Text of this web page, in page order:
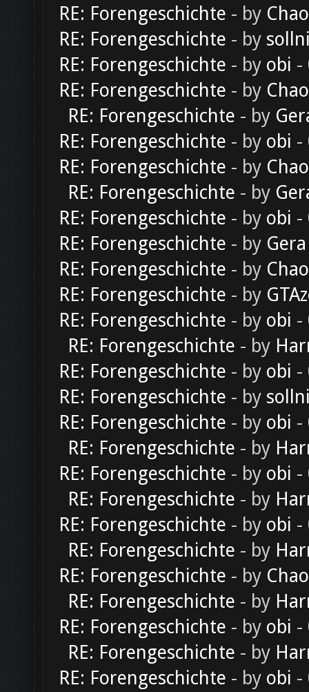
RE: Forengeschichte - by
RE: Forengeschichte - by
RE: Forengeschichte - by obi -
RE: Forengeschichte - by
RE: Forengeschichte - by
RE: Forengeschichte - by obi -
RE: Forengeschichte - by
RE: Forengeschichte - by
RE: Forengeschichte - by obi -
RE: Forengeschichte - by Gera
RE: Forengeschichte - by
RE: Forengeschichte - by
RE: Forengeschichte - by obi -
RE: Forengeschichte - by
RE: Forengeschichte - by obi -
RE: Forengeschichte - by
RE: Forengeschichte - by obi -
RE: Forengeschichte - by
RE: Forengeschichte - by obi -
RE: Forengeschichte - by
RE: Forengeschichte - by obi -
RE: Forengeschichte - by
RE: Forengeschichte - by
RE: Forengeschichte - by
RE: Forengeschichte - by obi -
RE: Forengeschichte - by
RE: Forengeschichte - by obi -